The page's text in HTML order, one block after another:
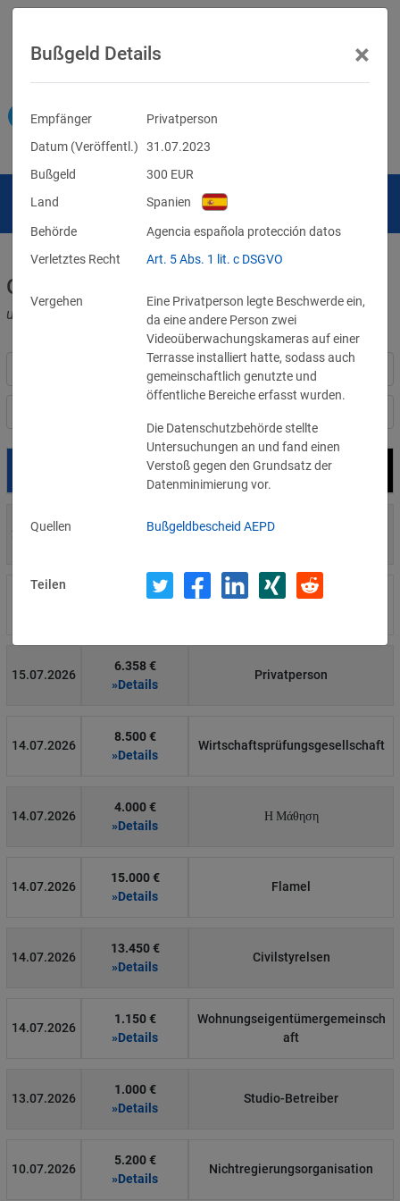
Geldbußen für DSGVO-Verstöße
und für Verletzungen anderer Datenschutzgesetze
Bußgeld Empfänger
29.07.2026
700 €
Privatperson
1.715.600 €
15.07.2026
6.358 €
»Details
Privatperson
14.07.2026
8.500 €
»Details
Wirtschaftsprüfungsgesellschaft
14.07.2026
4.000 €
»Details
Η Μάθηση
14.07.2026
15.000 €
»Details
Flamel
14.07.2026
13.450 €
»Details
Civilstyrelsen
14.07.2026
1.150 €
»Details
Wohnungseigentümergemeinsch
aft
13.07.2026
1.000 €
»Details
Studio-Betreiber
10.07.2026
5.200 €
»Details
Nichtregierungsorganisation
Bußgeld Details ×
Empfänger
Privatperson
Datum (Veröffentl.)
31.07.2023
Bußgeld
300 EUR
Land
Spanien
Behörde
Agencia española protección datos
Verletztes Recht
Art. 5 Abs. 1 lit. c DSGVO
Vergehen
Eine Privatperson legte Beschwerde ein,
da eine andere Person zwei
Videoüberwachungskameras auf einer
Terrasse installiert hatte, sodass auch
gemeinschaftlich genutzte und
öffentliche Bereiche erfasst wurden.
Die Datenschutzbehörde stellte
Untersuchungen an und fand einen
Verstoß gegen den Grundsatz der
Datenminimierung vor.
Quellen Bußgeldbescheid AEPD
Teilen